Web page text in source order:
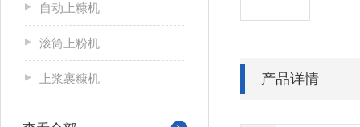
自动上糠机
滚筒上粉机
上浆裹糠机 产品详情